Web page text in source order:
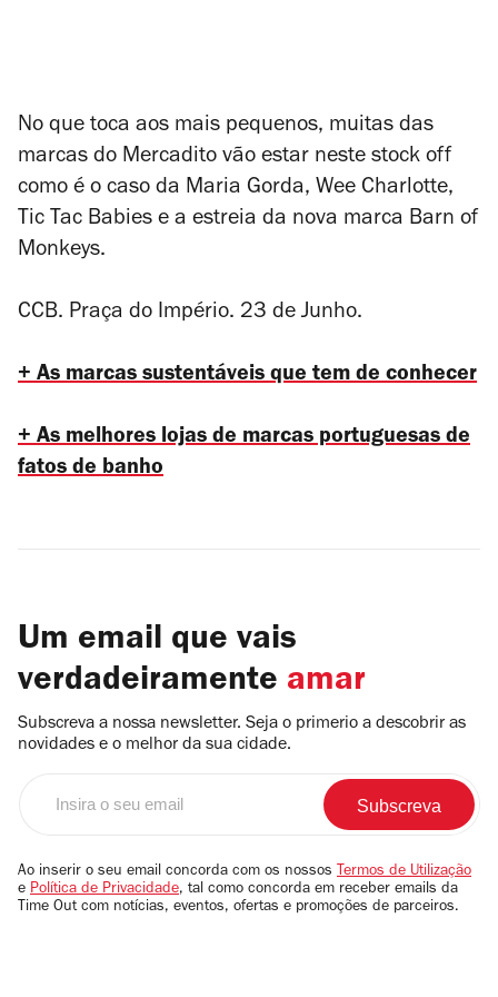
No que toca aos mais pequenos, muitas das
marcas do Mercadito vão estar neste stock off
como é o caso da Maria Gorda, Wee Charlotte,
Tic Tac Babies e a estreia da nova marca Barn of
Monkeys.
CCB. Praça do Império. 23 de Junho.
+ As marcas sustentáveis que tem de conhecer
+ As melhores lojas de marcas portuguesas de
fatos de banho
Um email que vais
verdadeiramente amar
Subscreva a nossa newsletter. Seja o primerio a descobrir as
novidades e o melhor da sua cidade.
email
Ao inserir o seu email concorda com os nossos Termos de Utilização
e Política de Privacidade, tal como concorda em receber emails da
Time Out com notícias, eventos, ofertas e promoções de parceiros.